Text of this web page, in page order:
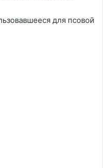
для псовой